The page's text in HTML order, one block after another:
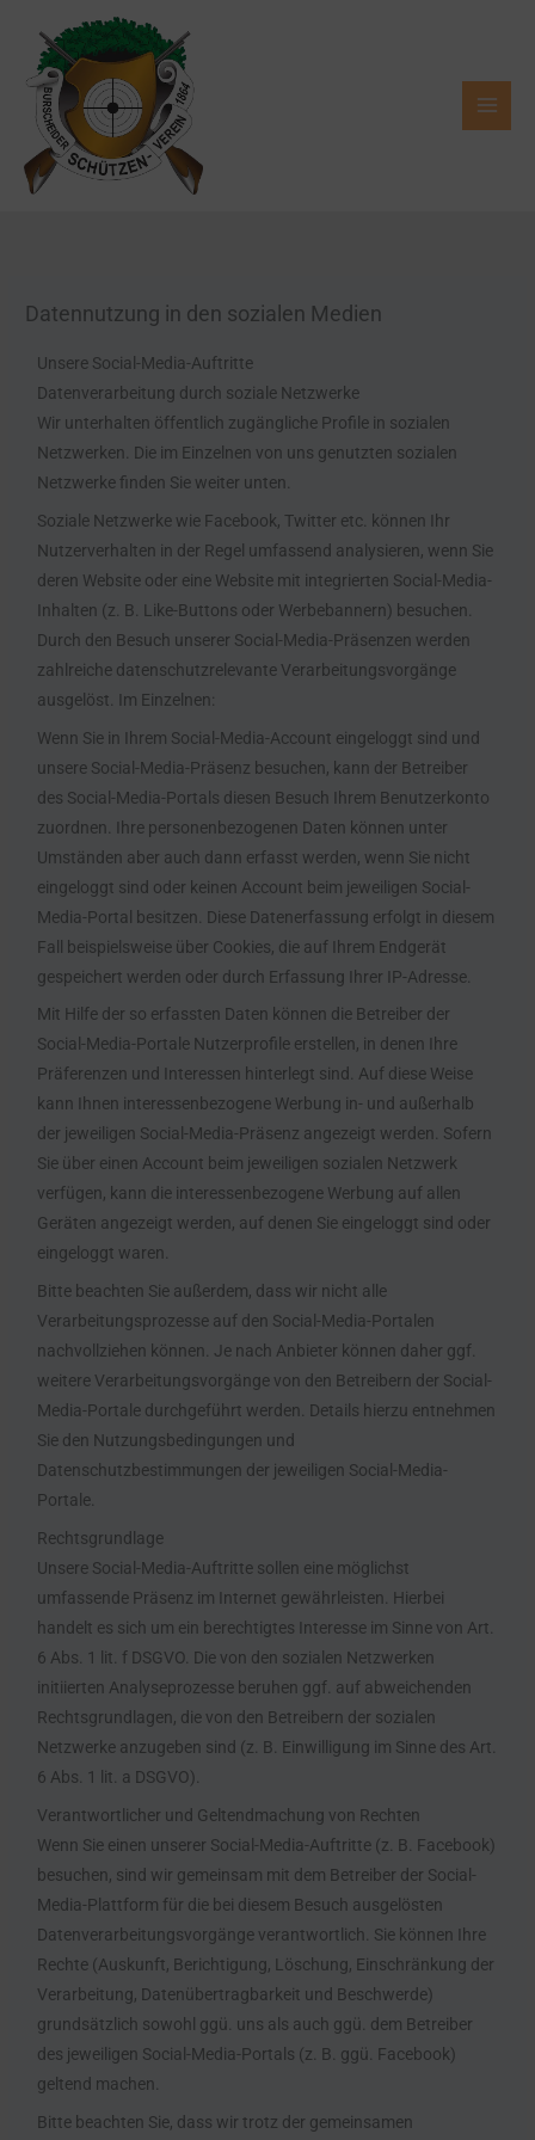
springen
Datennutzung in den sozialen Medien
Unsere Social-Media-Auftritte
Datenverarbeitung durch soziale Netzwerke
Wir unterhalten öffentlich zugängliche Profile in sozialen
Netzwerken. Die im Einzelnen von uns genutzten sozialen
Netzwerke finden Sie weiter unten.
Soziale Netzwerke wie Facebook, Twitter etc. können Ihr
Nutzerverhalten in der Regel umfassend analysieren, wenn Sie
deren Website oder eine Website mit integrierten Social-Media-
Inhalten (z. B. Like-Buttons oder Werbebannern) besuchen.
Durch den Besuch unserer Social-Media-Präsenzen werden
zahlreiche datenschutzrelevante Verarbeitungsvorgänge
ausgelöst. Im Einzelnen:
Wenn Sie in Ihrem Social-Media-Account eingeloggt sind und
unsere Social-Media-Präsenz besuchen, kann der Betreiber
des Social-Media-Portals diesen Besuch Ihrem Benutzerkonto
zuordnen. Ihre personenbezogenen Daten können unter
Umständen aber auch dann erfasst werden, wenn Sie nicht
eingeloggt sind oder keinen Account beim jeweiligen Social-
Media-Portal besitzen. Diese Datenerfassung erfolgt in diesem
Fall beispielsweise über Cookies, die auf Ihrem Endgerät
gespeichert werden oder durch Erfassung Ihrer IP-Adresse.
Mit Hilfe der so erfassten Daten können die Betreiber der
Social-Media-Portale Nutzerprofile erstellen, in denen Ihre
Präferenzen und Interessen hinterlegt sind. Auf diese Weise
kann Ihnen interessenbezogene Werbung in- und außerhalb
der jeweiligen Social-Media-Präsenz angezeigt werden. Sofern
Sie über einen Account beim jeweiligen sozialen Netzwerk
verfügen, kann die interessenbezogene Werbung auf allen
Geräten angezeigt werden, auf denen Sie eingeloggt sind oder
eingeloggt waren.
Bitte beachten Sie außerdem, dass wir nicht alle
Verarbeitungsprozesse auf den Social-Media-Portalen
nachvollziehen können. Je nach Anbieter können daher ggf.
weitere Verarbeitungsvorgänge von den Betreibern der Social-
Media-Portale durchgeführt werden. Details hierzu entnehmen
Sie den Nutzungsbedingungen und
Datenschutzbestimmungen der jeweiligen Social-Media-
Portale.
Rechtsgrundlage
Unsere Social-Media-Auftritte sollen eine möglichst
umfassende Präsenz im Internet gewährleisten. Hierbei
handelt es sich um ein berechtigtes Interesse im Sinne von Art.
6 Abs. 1 lit. f DSGVO. Die von den sozialen Netzwerken
initiierten Analyseprozesse beruhen ggf. auf abweichenden
Rechtsgrundlagen, die von den Betreibern der sozialen
Netzwerke anzugeben sind (z. B. Einwilligung im Sinne des Art.
6 Abs. 1 lit. a DSGVO).
Verantwortlicher und Geltendmachung von Rechten
Wenn Sie einen unserer Social-Media-Auftritte (z. B. Facebook)
besuchen, sind wir gemeinsam mit dem Betreiber der Social-
Media-Plattform für die bei diesem Besuch ausgelösten
Datenverarbeitungsvorgänge verantwortlich. Sie können Ihre
Rechte (Auskunft, Berichtigung, Löschung, Einschränkung der
Verarbeitung, Datenübertragbarkeit und Beschwerde)
grundsätzlich sowohl ggü. uns als auch ggü. dem Betreiber
des jeweiligen Social-Media-Portals (z. B. ggü. Facebook)
geltend machen.
Bitte beachten Sie, dass wir trotz der gemeinsamen